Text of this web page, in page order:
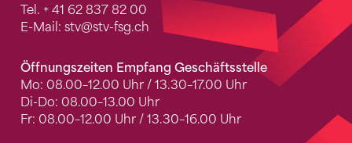
Tel. + 41 62 837 82 00
E-Mail: stv@stv-fsg.ch
Öffnungszeiten Empfang Geschäftsstelle
Mo: 08.00–12.00 Uhr / 13.30–17.00 Uhr
Di-Do: 08.00–13.00 Uhr
Fr: 08.00–12.00 Uhr / 13.30–16.00 Uhr